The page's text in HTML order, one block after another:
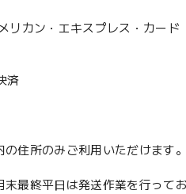
カン・エキスプレス・カード
済
住所のみご利用いただけます。
最終平日は発送作業を行ってお